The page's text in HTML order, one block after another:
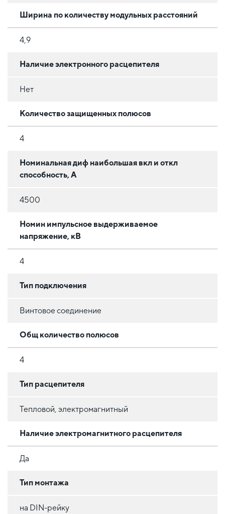
Ширина по количеству модульных расстояний
4,9
Наличие электронного расцепителя
Нет
Количество защищенных полюсов
4
Номинальная диф наибольшая вкл и откл
способность, А
4500
Номин импульсное выдерживаемое
напряжение, кВ
4
Тип подключения
Винтовое соединение
Общ количество полюсов
4
Тип расцепителя
Тепловой, электромагнитный
Наличие электромагнитного расцепителя
Да
Тип монтажа
на DIN-рейку